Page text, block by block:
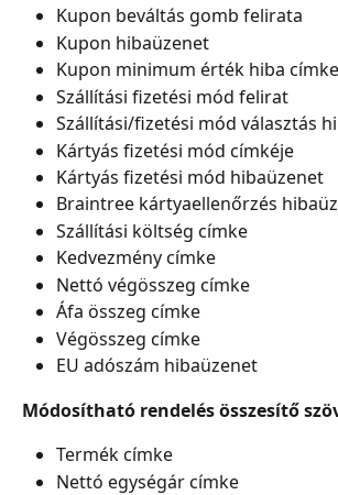
Kupon beváltás gomb felirata
Kupon hibaüzenet
Kupon minimum érték hiba címke
Szállítási fizetési mód felirat
Szállítási/fizetési mód választás
Kártyás fizetési mód címkéje
Kártyás fizetési mód hibaüzenet
Braintree kártyaellenőrzés
Szállítási költség címke
Kedvezmény címke
Nettó végösszeg címke
Áfa összeg címke
Végösszeg címke
EU adószám hibaüzenet
Módosítható rendelés összesítő
Termék címke
Nettó egységár címke